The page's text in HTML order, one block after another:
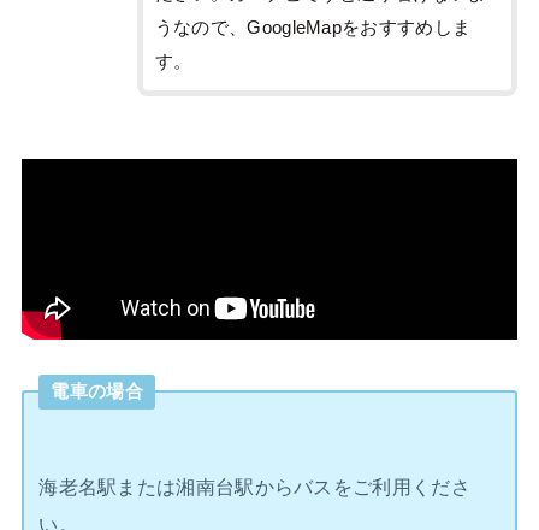
うなので、GoogleMapをおすすめしま
す。
電車の場合
海老名駅または湘南台駅からバスをご利用くださ
い。